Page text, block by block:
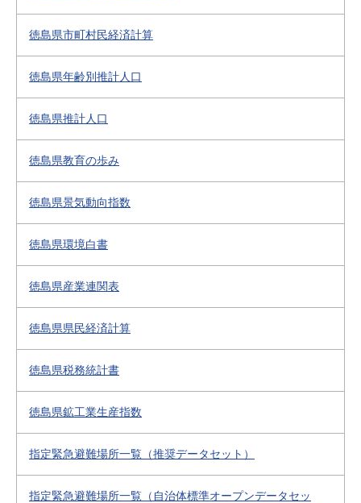
徳島県市町村民経済計算
徳島県年齢別推計人口
徳島県推計人口
徳島県教育の歩み
徳島県景気動向指数
徳島県環境白書
徳島県産業連関表
徳島県県民経済計算
徳島県税務統計書
徳島県鉱工業生産指数
指定緊急避難場所一覧（推奨データセット）
指定緊急避難場所一覧（自治体標準オープンデータセッ